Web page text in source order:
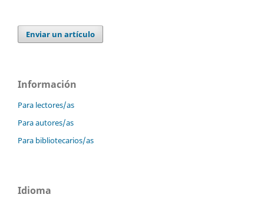
Enviar un artículo
Información
Para lectores/as
Para autores/as
Para bibliotecarios/as
Idioma